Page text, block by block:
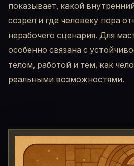
показывает, какой
созрел и где человеку пора
нерабочего сценария. Для
особенно связана с
телом, работой и тем, как
реальными возможностями.